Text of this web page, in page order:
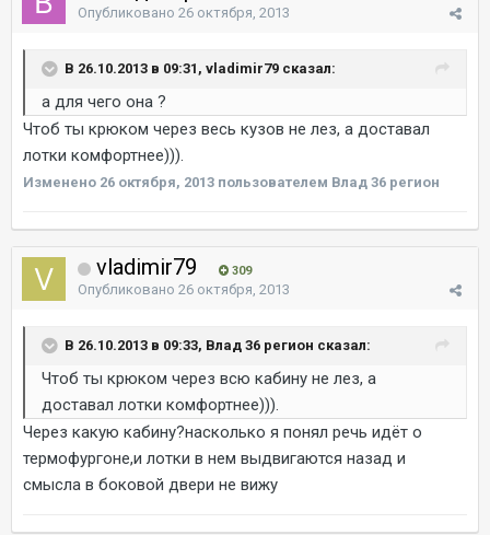
Опубликовано 26 октября, 2013
В 26.10.2013 в 09:31, vladimir79 сказал:
а для чего она ?
Чтоб ты крюком через весь кузов не лез, а доставал
лотки комфортнее))).
Изменено 26 октября, 2013 пользователем Влад 36 регион
vladimir79 309
Опубликовано 26 октября, 2013
В 26.10.2013 в 09:33, Влад 36 регион сказал:
Чтоб ты крюком через всю кабину не лез, а
доставал лотки комфортнее))).
Через какую кабину?насколько я понял речь идёт о
термофургоне,и лотки в нем выдвигаются назад и
смысла в боковой двери не вижу